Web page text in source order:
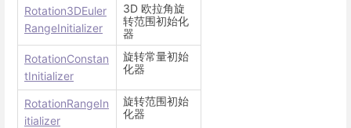
Rotation3DEuler
RangeInitializer
3D 欧拉角旋
转范围初始化
器
RotationConstan
tInitializer
旋转常量初始
化器
RotationRangeIn
itializer
旋转范围初始
化器